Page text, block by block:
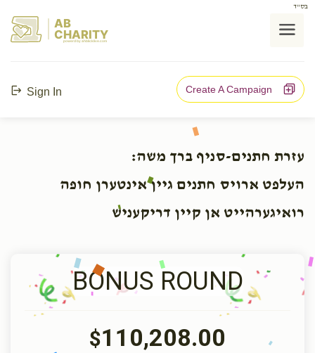
בס"ד
AB
CHARITY
powerd by ahblicklive.com
Sign In Create A Campaign
עזרת חתנים-סניף ברך משה:
העלפט ארויס חתנים גיין אינטערן חופה
רואיגערהייט אן קיין דריקעניש
BONUS ROUND
$110,208.00